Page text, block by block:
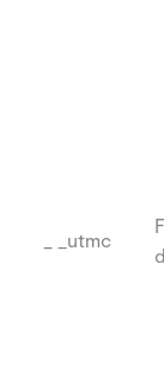
_ _utmc